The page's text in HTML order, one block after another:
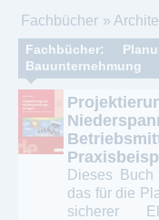
Fachbücher
Fachbücher:
Bauunternehmung
Dieses
das für die
sicherer